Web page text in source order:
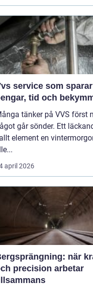
service som sparar
tid och
tänker på VVS först
går sönder. Ett
element en
april 2026
när
precision arbetar